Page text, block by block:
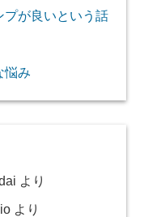
が良いという話
悩み
より
より